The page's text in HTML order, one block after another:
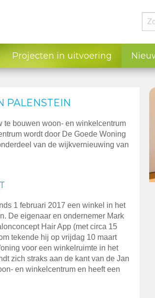
Projecten in uitvoering
PALENSTEIN
te bouwen woon- en winkelcentrum
wordt door De Goede Woning
van de wijkvernieuwing van
1 februari 2017 een winkel in het
De eigenaar en ondernemer Mark
Hair App (met circa 15
tekende hij op vrijdag 10 maart
voor een winkelruimte in het
zich straks aan de kant van de Jan
en winkelcentrum en heeft een